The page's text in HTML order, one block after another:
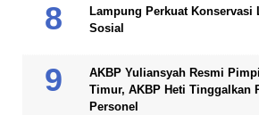
Lampung Perkuat Konservasi
Sosial
AKBP Yuliansyah Resmi
Timur, AKBP Heti Tinggalkan
Personel